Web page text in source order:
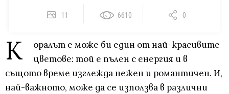
11 6610 0
К
оралът е може би един от най-красивите
цветове: той е пълен с енергия и в
същото време изглежда нежен и романтичен. И,
най-важното, може да се използва в различни